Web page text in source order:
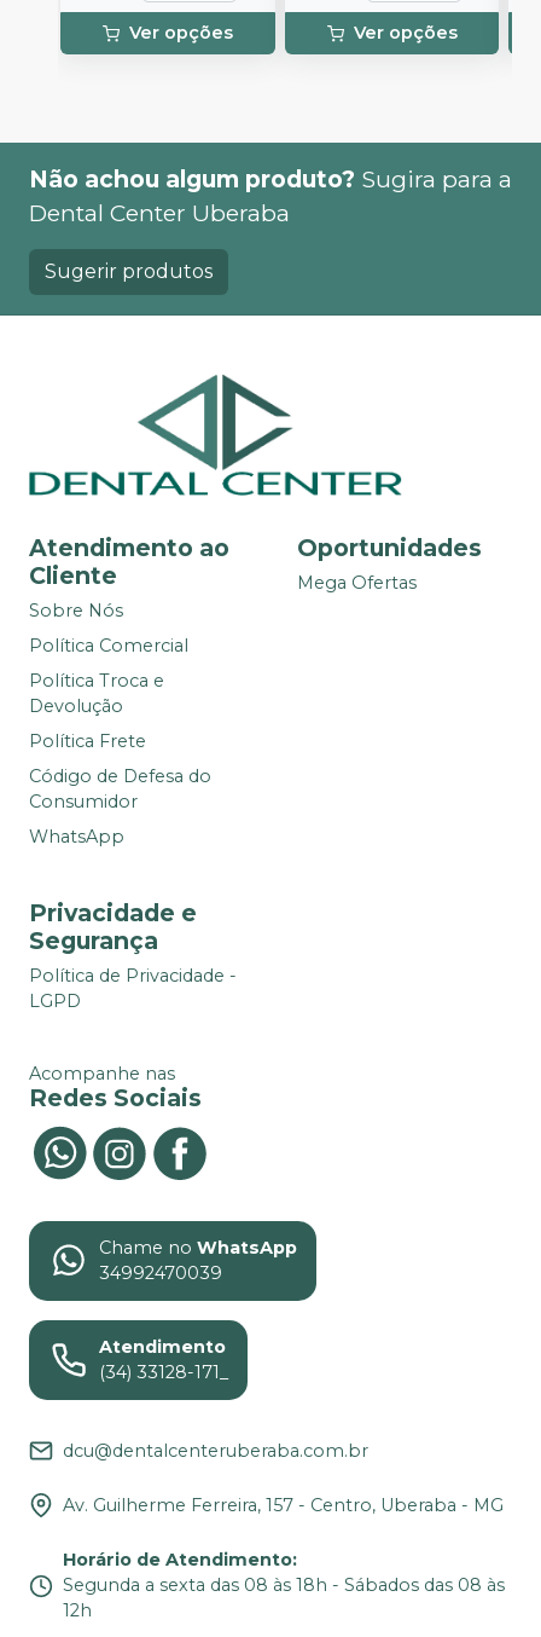
Ver opções Ver opções
Não achou algum produto? Sugira para a
Dental Center Uberaba
Sugerir produtos
Atendimento ao
Cliente
Sobre Nós
Política Comercial
Política Troca e
Devolução
Política Frete
Código de Defesa do
Consumidor
WhatsApp
Oportunidades
Mega Ofertas
Privacidade e
Segurança
Política de Privacidade -
LGPD
Acompanhe nas
Redes Sociais
Chame no WhatsApp
34992470039
Atendimento
(34) 33128-171_
dcu@dentalcenteruberaba.com.br
Av. Guilherme Ferreira, 157 - Centro, Uberaba - MG
Horário de Atendimento:
Segunda a sexta das 08 às 18h - Sábados das 08 às
12h